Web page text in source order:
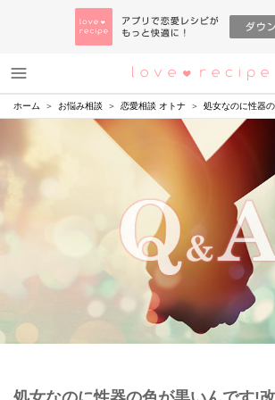
ホーム お悩み相談 恋愛相談 オトナ 処女なのに性器